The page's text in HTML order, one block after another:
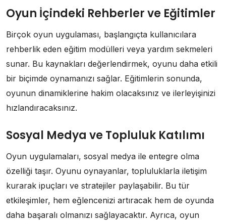
Oyun İçindeki Rehberler ve Eğitimler
Birçok oyun uygulaması, başlangıçta kullanıcılara
rehberlik eden eğitim modülleri veya yardım sekmeleri
sunar. Bu kaynakları değerlendirmek, oyunu daha etkili
bir biçimde oynamanızı sağlar. Eğitimlerin sonunda,
oyunun dinamiklerine hakim olacaksınız ve ilerleyişinizi
hızlandıracaksınız.
Sosyal Medya ve Topluluk Katılımı
Oyun uygulamaları, sosyal medya ile entegre olma
özelliği taşır. Oyunu oynayanlar, topluluklarla iletişim
kurarak ipuçları ve stratejiler paylaşabilir. Bu tür
etkileşimler, hem eğlencenizi artıracak hem de oyunda
daha başaralı olmanızı sağlayacaktır. Ayrıca, oyun